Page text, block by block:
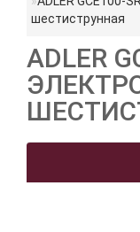
шестиструнная
ADLER